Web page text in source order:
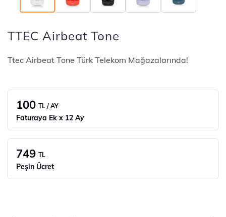
TTEC Airbeat Tone
Ttec Airbeat Tone Türk Telekom Mağazalarında!
100 TL / AY
Faturaya Ek x 12 Ay
749 TL
Peşin Ücret